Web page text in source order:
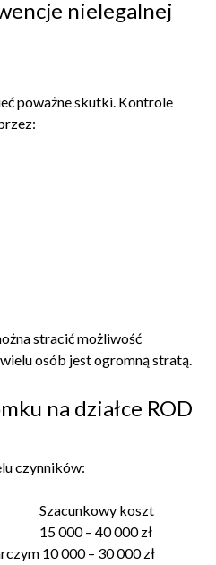
nielegalnej
poważne skutki. Kontrole
stracić możliwość
osób jest ogromną stratą.
na działce ROD
czynników:
Szacunkowy koszt
15 000 – 40 000 zł
10 000 – 30 000 zł